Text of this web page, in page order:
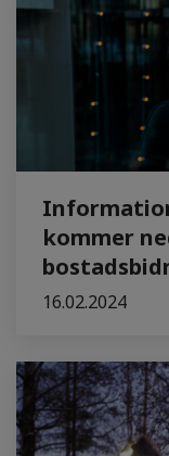
kommer
16.02.2024